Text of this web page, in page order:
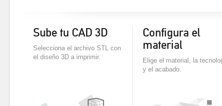
Sube tu CAD 3D
Selecciona el archivo STL con
el diseño 3D a imprimir.
Configura el
material
Elige el material, la
y el acabado.